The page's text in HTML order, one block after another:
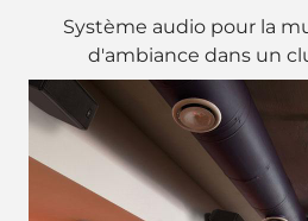
Système audio pour la
d'ambiance dans un